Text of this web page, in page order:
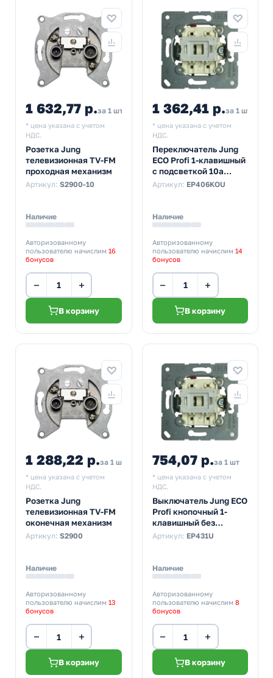
1 632,77 р.за 1 шт
* цена указана с учетом
НДС.
Розетка Jung
телевизионная TV-FM
проходная механизм
Артикул: S2900-10
Наличие
Авторизованному
пользователю начислим 16
бонусов
− +
В корзину
1 362,41 р.за 1 шт
* цена указана с учетом
НДС.
Переключатель Jung
ECO Profi 1-клавишный
с подсветкой 10а
механизм
Артикул: EP406KOU
Наличие
Авторизованному
пользователю начислим 14
бонусов
− +
В корзину
1 288,22 р.за 1 шт
* цена указана с учетом
НДС.
Розетка Jung
телевизионная TV-FM
оконечная механизм
Артикул: S2900
Наличие
Авторизованному
пользователю начислим 13
бонусов
− +
В корзину
754,07 р.за 1 шт
* цена указана с учетом
НДС.
Выключатель Jung ECO
Profi кнопочный 1-
клавишный без
фиксации 10а
Артикул: EP431U
Наличие
Авторизованному
пользователю начислим 8
бонусов
− +
В корзину